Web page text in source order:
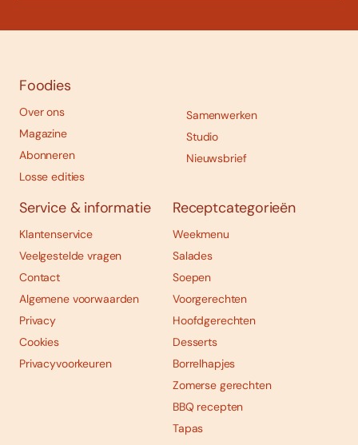
Foodies
Over ons
Magazine
Abonneren
Losse edities
Samenwerken
Studio
Nieuwsbrief
Service & informatie
Klantenservice
Veelgestelde vragen
Contact
Algemene voorwaarden
Privacy
Cookies
Privacyvoorkeuren
Receptcategorieën
Weekmenu
Salades
Soepen
Voorgerechten
Hoofdgerechten
Desserts
Borrelhapjes
Zomerse gerechten
BBQ recepten
Tapas